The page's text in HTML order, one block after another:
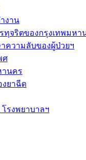
งาน
ทุจริตของกรุงเทพมหา
ความลับของผู้ป่วยฯ
ศ
านคร
ยาฉีด
รงพยาบาลฯ